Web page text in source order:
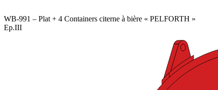
WB-991 – Plat + 4 Containers citerne à bière « PELFORTH »
Ep.III